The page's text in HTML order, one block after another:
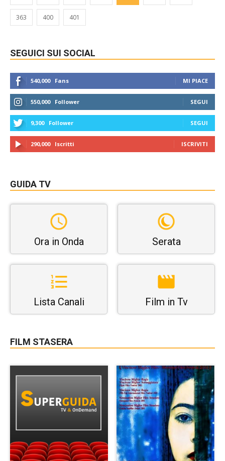
363 400 401
SEGUICI SUI SOCIAL
540,000 Fans MI PIACE
550,000 Follower SEGUI
9,300 Follower SEGUI
290,000 Iscritti ISCRIVITI
GUIDA TV
Ora in Onda Serata
Lista Canali Film in Tv
FILM STASERA